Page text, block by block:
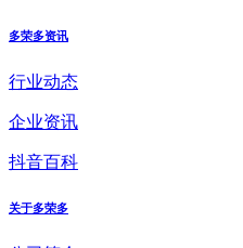
多荣多资讯
行业动态
企业资讯
抖音百科
关于多荣多